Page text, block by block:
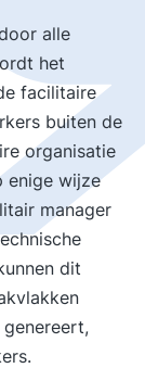
alle
het
facilitaire
buiten de
organisatie
enige wijze
manager
dit